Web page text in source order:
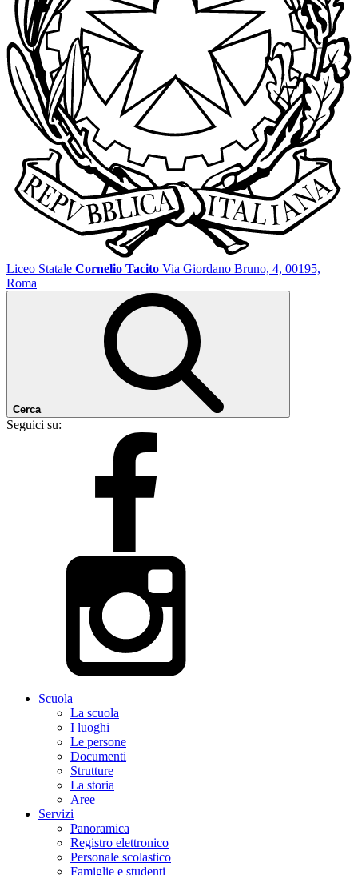
Liceo Statale Cornelio Tacito Via Giordano Bruno, 4, 00195,
Roma
Cerca
Seguici su:
Scuola
La scuola
I luoghi
Le persone
Documenti
Strutture
La storia
Aree
Servizi
Panoramica
Registro elettronico
Personale scolastico
Famiglie e studenti